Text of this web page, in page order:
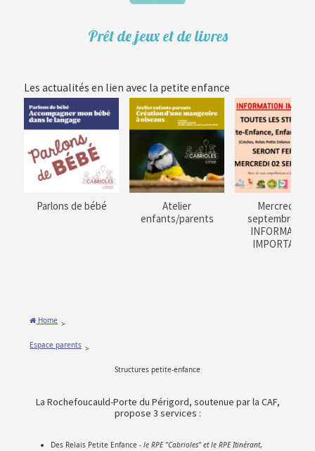
Prêt de jeux et de livres
Les actualités en lien avec la petite enfance
Parlons de bébé
Atelier
enfants/parents
Mercredi 02
septembre
INFORMATION
IMPORTANTE
Home >
Espace parents >
Structures petite-enfance
La Rochefoucauld-Porte du Périgord, soutenue par la CAF,
propose 3 services :
Des Relais Petite Enfance -le RPE "Cabrioles" et le RPE Itinérant,